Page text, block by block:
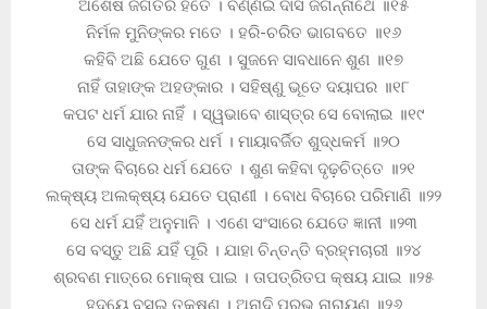
ଅଶେଷ ଜଗତର ହିତେ । ବର୍ଣ୍ଣଇ ଦାସ ଜଗନ୍ନାଥେ ॥୧୫
ନିର୍ମଳ ମୁନିଙ୍କର ମତେ । ହରି-ଚରିତ ଭାଗବତେ ॥୧୬
କହିବି ଅଛି ଯେତେ ଗୁଣ । ସୁଜନେ ସାବଧାନେ ଶୁଣ ॥୧୭
ନାହିଁ ତାହାଙ୍କ ଅହଙ୍କାର । ସହିଷ୍ଣୁ ଭୂତେ ଦୟାପର ॥୧୮
କପଟ ଧର୍ମ ଯାର ନାହିଁ । ସ୍ୱଭାବେ ଶାସ୍ତ୍ର ସେ ବୋଲାଇ ॥୧୯
ସେ ସାଧୁଜନଙ୍କର ଧର୍ମ । ମାୟାବର୍ଜିତ ଶୁଦ୍ଧକର୍ମ ॥୨୦
ତାଙ୍କ ବିଚାରେ ଧର୍ମ ଯେତେ । ଶୁଣ କହିବା ଦୃଢ଼ଚିତ୍ତେ ॥୨୧
ଲକ୍ଷ୍ୟ ଅଲକ୍ଷ୍ୟ ଯେତେ ପ୍ରାଣୀ । ବୋଧ ବିଚାରେ ପରିମାଣି ॥୨୨
ସେ ଧର୍ମ ଯହିଁ ଅନୁମାନି । ଏଣେ ସଂସାରେ ଯେତେ ଜ୍ଞାନୀ ॥୨୩
ସେ ବସ୍ତୁ ଅଛି ଯହିଁ ପୂରି । ଯାହା ଚିନ୍ତନ୍ତି ବ୍ରହ୍ମଚାରୀ ॥୨୪
ଶ୍ରବଣ ମାତ୍ରେ ମୋକ୍ଷ ପାଇ । ତାପତ୍ରିତପ କ୍ଷୟ ଯାଇ ॥୨୫
ହୃଦୟେ ବସଇ ତକ୍ଷଣ । ଅନାଦି ପ୍ରଭୁ ନାରାୟଣ ॥୨୬